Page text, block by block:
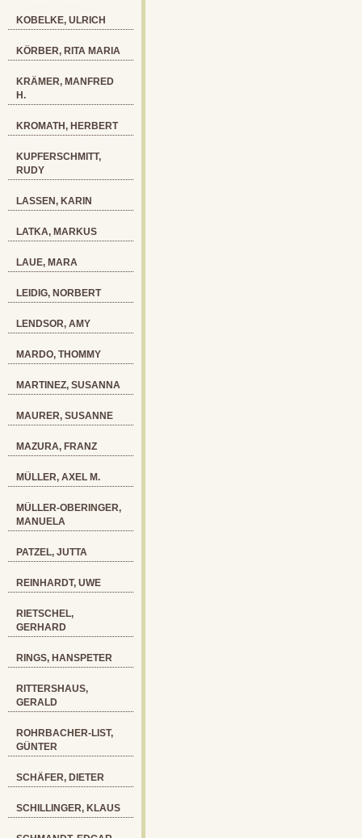
KOBELKE, ULRICH
KÖRBER, RITA MARIA
KRÄMER, MANFRED
H.
KROMATH, HERBERT
KUPFERSCHMITT,
RUDY
LASSEN, KARIN
LATKA, MARKUS
LAUE, MARA
LEIDIG, NORBERT
LENDSOR, AMY
MARDO, THOMMY
MARTINEZ, SUSANNA
MAURER, SUSANNE
MAZURA, FRANZ
MÜLLER, AXEL M.
MÜLLER-OBERINGER,
MANUELA
PATZEL, JUTTA
REINHARDT, UWE
RIETSCHEL,
GERHARD
RINGS, HANSPETER
RITTERSHAUS,
GERALD
ROHRBACHER-LIST,
GÜNTER
SCHÄFER, DIETER
SCHILLINGER, KLAUS